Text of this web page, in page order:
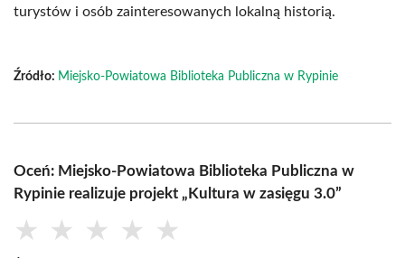
turystów i osób zainteresowanych lokalną historią.
Źródło: Miejsko-Powiatowa Biblioteka Publiczna w Rypinie
Oceń: Miejsko-Powiatowa Biblioteka Publiczna w
Rypinie realizuje projekt „Kultura w zasięgu 3.0”
★ ★ ★ ★ ★